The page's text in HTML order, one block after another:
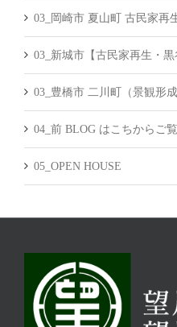
03_岡崎市 夏山町 古民家再
03_新城市【古民家再生・黒
03_豊橋市 二川町（景観形
04_前 BLOG はこちからご
05_OPEN HOUSE